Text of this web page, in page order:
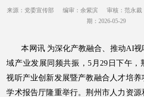
来源：党委宣传部 编审：余紫滨 审核：范永裁
期：2026-05-29
本网讯 为深化产教融合、推动AI
域产业发展同频共振，5月29日下午，
视听产业创新发展暨产教融合人才培
学术报告厅隆重举行。荆州市人力资